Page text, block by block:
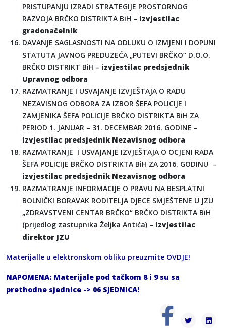
PRISTUPANJU IZRADI STRATEGIJE PROSTORNOG
RAZVOJA BRČKO DISTRIKTA BiH – izvjestilac
gradonačelnik
DAVANJE SAGLASNOSTI NA ODLUKU O IZMJENI I DOPUNI
STATUTA JAVNOG PREDUZEĆA „PUTEVI BRČKO“ D.O.O.
BRČKO DISTRIKT BiH – izvjestilac predsjednik
Upravnog odbora
RAZMATRANJE I USVAJANJE IZVJEŠTAJA O RADU
NEZAVISNOG ODBORA ZA IZBOR ŠEFA POLICIJE I
ZAMJENIKA ŠEFA POLICIJE BRČKO DISTRIKTA BiH ZA
PERIOD 1. JANUAR – 31. DECEMBAR 2016. GODINE –
izvjestilac predsjednik Nezavisnog odbora
RAZMATRANJE I USVAJANJE IZVJEŠTAJA O OCJENI RADA
ŠEFA POLICIJE BRČKO DISTRIKTA BiH ZA 2016. GODINU –
izvjestilac predsjednik Nezavisnog odbora
RAZMATRANJE INFORMACIJE O PRAVU NA BESPLATNI
BOLNIČKI BORAVAK RODITELJA DJECE SMJEŠTENE U JZU
„ZDRAVSTVENI CENTAR BRČKO“ BRČKO DISTRIKTA BiH
(prijedlog zastupnika Željka Antića) – izvjestilac
direktor JZU
Materijalle u elektronskom obliku preuzmite OVDJE!
NAPOMENA: Materijale pod tačkom 8 i 9 su sa
prethodne sjednice -> 06 SJEDNICA!